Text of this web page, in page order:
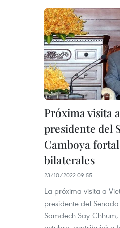
Próxima visita
presidente del
Camboya
bilaterales
23/10/2022 09:55
La próxima visita a
presidente del
Samdech Say